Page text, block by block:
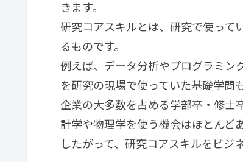
きます。
研究コアスキルとは、研究で使って
るものです。
例えば、データ分析やプログラミン
を研究の現場で使っていた基礎学問
企業の大多数を占める学部卒・修士
計学や物理学を使う機会はほとんど
したがって、研究コアスキルをビジ